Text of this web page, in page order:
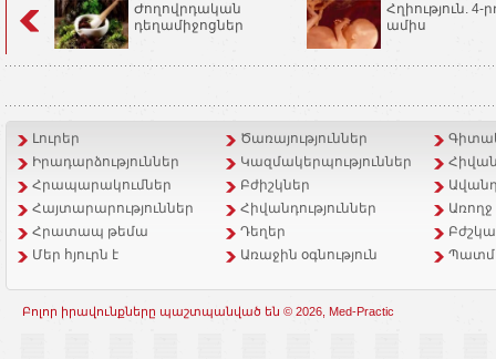
Ժողովրդական
դեղամիջոցներ
Հղիություն. 4-
ամիս
Լուրեր Ծառայություններ
Իրադարձություններ
Կազմակերպություններ
Հրապարակումներ
Բժիշկներ
Հայտարարություններ
Հիվանդություններ
Հրատապ թեմա
Դեղեր
Մեր հյուրն է
Առաջին օգնություն
Բոլոր իրավունքները պաշտպանված են © 2026, Med-Practic